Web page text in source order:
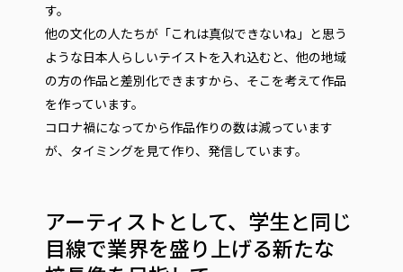
す。
他の文化の人たちが「これは真似できないね」と思う
ような日本人らしいテイストを入れ込むと、他の地域
の方の作品と差別化できますから、そこを考えて作品
を作っています。
コロナ禍になってから作品作りの数は減っています
が、タイミングを見て作り、発信しています。
アーティストとして、学生と同じ
目線で業界を盛り上げる新たな